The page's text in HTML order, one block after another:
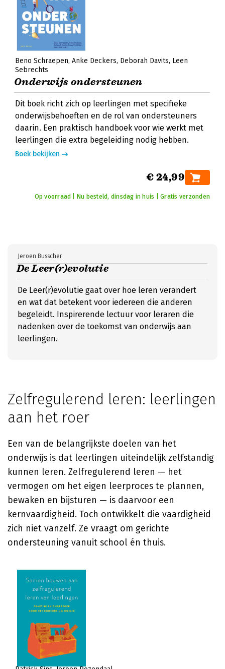
Beno Schraepen Anke Deckers Deborah Davits Leen
Sebrechts
Onderwijs ondersteunen
Dit boek richt zich op leerlingen met specifieke
onderwijsbehoeften en de rol van ondersteuners
daarin. Een praktisch handboek voor wie werkt met
leerlingen die extra begeleiding nodig hebben.
Boek bekijken
€ 24,99
Op voorraad | Nu besteld, dinsdag in huis | Gratis verzonden
De Leer(r)evolutie
Jeroen Busscher
De Leer(r)evolutie gaat over hoe leren verandert
en wat dat betekent voor iedereen die anderen
begeleidt. Inspirerende lectuur voor leraren die
nadenken over de toekomst van onderwijs aan
leerlingen.
Zelfregulerend leren: leerlingen
aan het roer
Een van de belangrijkste doelen van het
onderwijs is dat leerlingen uiteindelijk zelfstandig
kunnen leren. Zelfregulerend leren — het
vermogen om het eigen leerproces te plannen,
bewaken en bijsturen — is daarvoor een
kernvaardigheid. Toch ontwikkelt die vaardigheid
zich niet vanzelf. Ze vraagt om gerichte
ondersteuning vanuit school én thuis.